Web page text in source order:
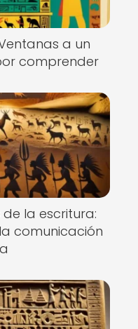
a un
comprender
la escritura:
comunicación